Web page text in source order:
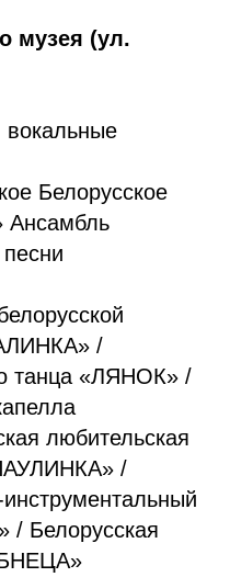
музея (ул.
вокальные
Белорусское
Ансамбль
/
танца «ЛЯНОК» /
любительская
/
Белорусская